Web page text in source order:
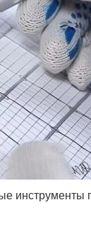
инструменты